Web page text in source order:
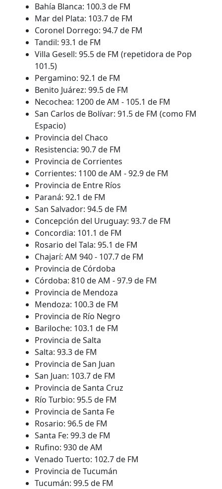
Bahía Blanca: 100.3 de FM
Mar del Plata: 103.7 de FM
Coronel Dorrego: 94.7 de FM
Tandil: 93.1 de FM
Villa Gesell: 95.5 de FM (repetidora de Pop
101.5)
Pergamino: 92.1 de FM
Benito Juárez: 99.5 de FM
Necochea: 1200 de AM - 105.1 de FM
San Carlos de Bolívar: 91.5 de FM (como FM
Espacio)
Provincia del Chaco
Resistencia: 90.7 de FM
Provincia de Corrientes
Corrientes: 1100 de AM - 92.9 de FM
Provincia de Entre Ríos
Paraná: 92.1 de FM
San Salvador: 94.5 de FM
Concepción del Uruguay: 93.7 de FM
Concordia: 101.1 de FM
Rosario del Tala: 95.1 de FM
Chajarí: AM 940 - 107.7 de FM
Provincia de Córdoba
Córdoba: 810 de AM - 97.9 de FM
Provincia de Mendoza
Mendoza: 100.3 de FM
Provincia de Río Negro
Bariloche: 103.1 de FM
Provincia de Salta
Salta: 93.3 de FM
Provincia de San Juan
San Juan: 103.7 de FM
Provincia de Santa Cruz
Río Turbio: 95.5 de FM
Provincia de Santa Fe
Rosario: 96.5 de FM
Santa Fe: 99.3 de FM
Rufino: 930 de AM
Venado Tuerto: 102.7 de FM
Provincia de Tucumán
Tucumán: 99.5 de FM